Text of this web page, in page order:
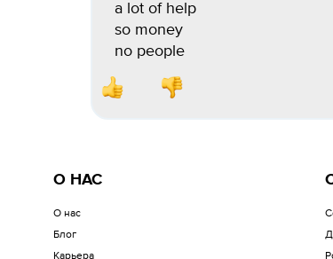
a lot of help
so money
no people
О НАС
О нас
Блог
Карьера